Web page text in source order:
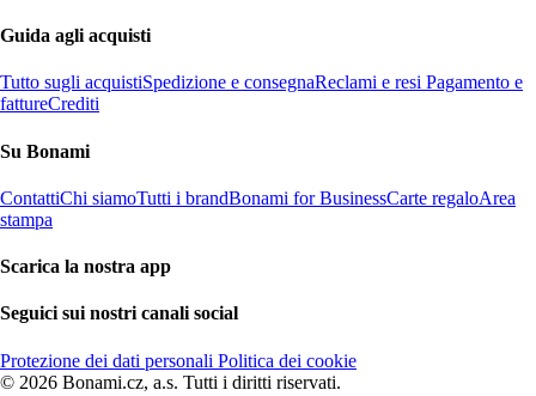
Guida agli acquisti
Tutto sugli acquistiSpedizione e consegnaReclami e resi Pagamento e
fattureCrediti
Su Bonami
ContattiChi siamoTutti i brandBonami for BusinessCarte regaloArea
stampa
Scarica la nostra app
Seguici sui nostri canali social
Protezione dei dati personali Politica dei cookie
© 2026 Bonami.cz, a.s. Tutti i diritti riservati.